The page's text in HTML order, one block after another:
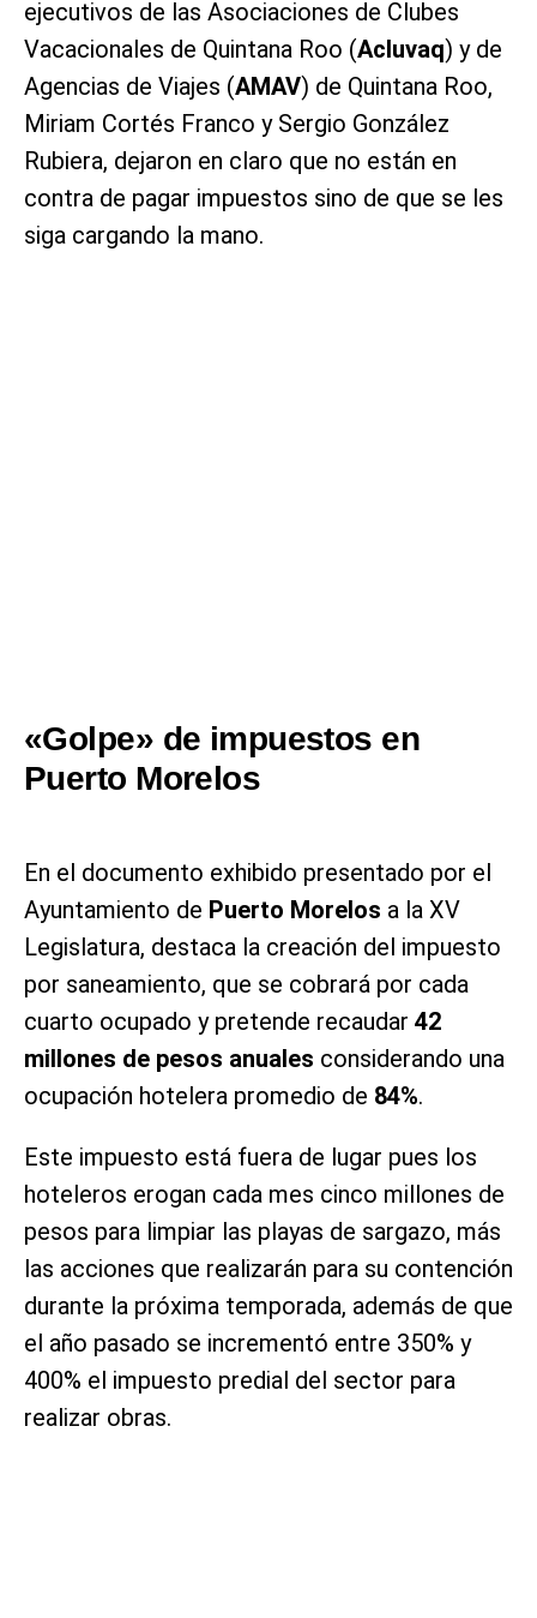
ejecutivos de las Asociaciones de Clubes
Vacacionales de Quintana Roo (Acluvaq) y de
Agencias de Viajes (AMAV) de Quintana Roo,
Miriam Cortés Franco y Sergio González
Rubiera, dejaron en claro que no están en
contra de pagar impuestos sino de que se les
siga cargando la mano.
«Golpe» de impuestos en
Puerto Morelos
En el documento exhibido presentado por el
Ayuntamiento de Puerto Morelos a la XV
Legislatura, destaca la creación del impuesto
por saneamiento, que se cobrará por cada
cuarto ocupado y pretende recaudar 42
millones de pesos anuales considerando una
ocupación hotelera promedio de 84%.
Este impuesto está fuera de lugar pues los
hoteleros erogan cada mes cinco millones de
pesos para limpiar las playas de sargazo, más
las acciones que realizarán para su contención
durante la próxima temporada, además de que
el año pasado se incrementó entre 350% y
400% el impuesto predial del sector para
realizar obras.